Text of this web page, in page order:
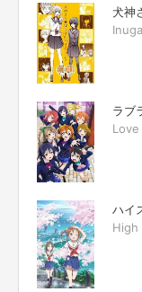
犬神
ラブ
Love
ハイ
High